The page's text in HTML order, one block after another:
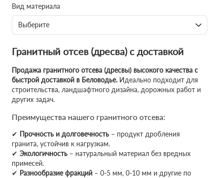
Вид материала
Выберите
Гранитный отсев (дресва) с доставкой
Продажа гранитного отсева (дресвы) высокого качества с
быстрой доставкой в Беловодье. Идеально подходит для
строительства, ландшафтного дизайна, дорожных работ и
других задач.
Преимущества нашего гранитного отсева:
✔ Прочность и долговечность – продукт дробления
гранита, устойчив к нагрузкам.
✔ Экологичность – натуральный материал без вредных
примесей.
✔ Разнообразие фракций – 0-5 мм, 0-10 мм и другие по